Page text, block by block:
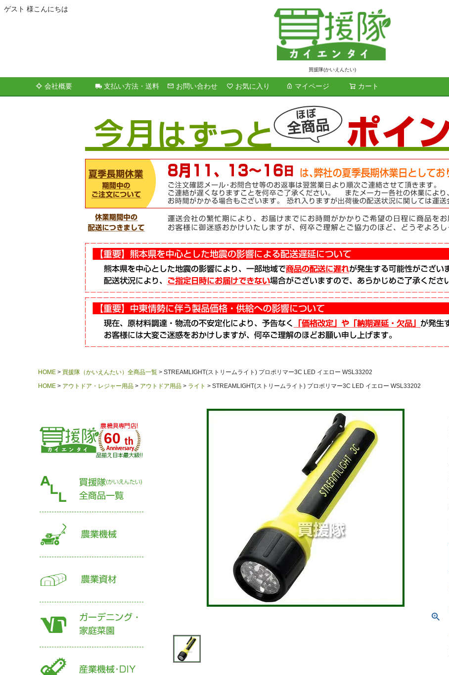
ゲスト 様こんにちは
買援隊(かいえんたい)
会社概要 支払い方法・送料 お問い合わせ お気に入り マイページ カート
検索
HOME 買援隊（かいえんたい）全商品一覧
STREAMLIGHT(ストリームライト) プロポリマー3C LED イエロー WSL33202
HOME
アウトドア・レジャー用品 アウトドア用品 ライト STREAMLIGHT(ストリームライト) プロポリマー3C LED イエロー WSL33202
60